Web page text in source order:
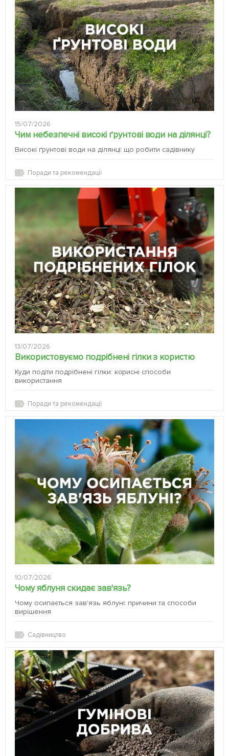
15/07/2026
Чим небезпечні високі ґрунтові води на ділянці?
Високі ґрунтові води на ділянці: що робити садівнику
Поради та рекомендації
13/07/2026
Використовуємо подрібнені гілки з користю
Куди подіти подрібнені гілки: корисні способи
використання
Поради та рекомендації
10/07/2026
Чому яблуня скидає зав'язь?
Чому осипається зав'язь яблуні: причини та способи
вирішення
Садівництво